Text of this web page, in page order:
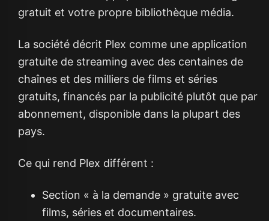
gratuit et votre propre bibliothèque média.
La société décrit Plex comme une application
gratuite de streaming avec des centaines de
chaînes et des milliers de films et séries
gratuits, financés par la publicité plutôt que par
abonnement, disponible dans la plupart des
pays.
Ce qui rend Plex différent :
Section « à la demande » gratuite avec
films, séries et documentaires.